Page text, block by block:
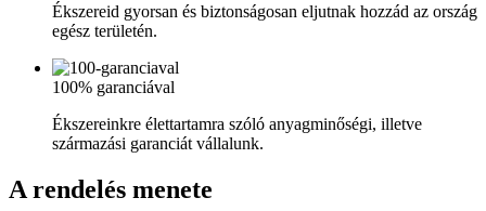
Ékszereid gyorsan és biztonságosan eljutnak hozzád az ország
egész területén.
100% garanciával
Ékszereinkre élettartamra szóló anyagminőségi, illetve
származási garanciát vállalunk.
A rendelés menete